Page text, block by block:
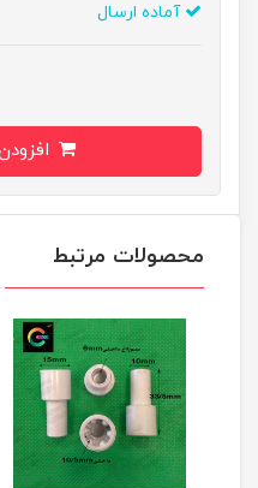
آماده ارسال
محصولات مرتبط